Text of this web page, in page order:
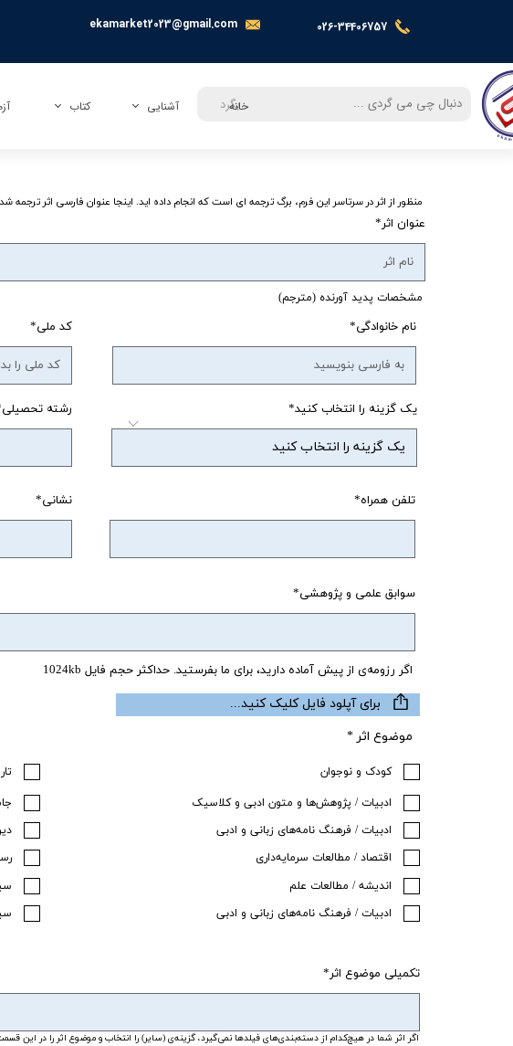
026-34406757
ekamarket2023@gmail.com
خانه آشنایی
تماس با ما
کتاب
کتاب کمک آموزشی
بگرد
عنوان اثر
نام خانوادگی کد ملی
نشانی تلفن همراه
رشته تحصیلی یک گزینه را انتخاب کنید
سوابق علمی و پژوهشی
برای آپلود فایل کلیک کنید...
کودک و نوجوان
ادبیات / پژوهش‌ها و متون ادبی و کلاسیک
ادبیات / فرهنگ نامه‌های زبانی و ادبی
اقتصاد / مطالعات سرمایه‌داری
اندیشه / مطالعات علم
ادبیات / فرهنگ نامه‌های زبانی و ادبی
تکمیلی موضوع اثر
منظور از اثر در سرتاسر این فرم، برگ ترجمه ای است که انجام داده اید. اینجا عنوان فارسی اثر ترجمه
مشخصات پدید آورنده (مترجم)
اگر رزومه‌ی از پیش آماده دارید، برای ما بفرستید. حداکثر حجم فایل 1024kb
موضوع اثر *
اگر اثر شما در هیچ‌کدام از دسته‌بندی‌های فیلدها نمی‌گیرد، گزینه‌ی (سایر) را انتخاب و موضوع اثر را در این